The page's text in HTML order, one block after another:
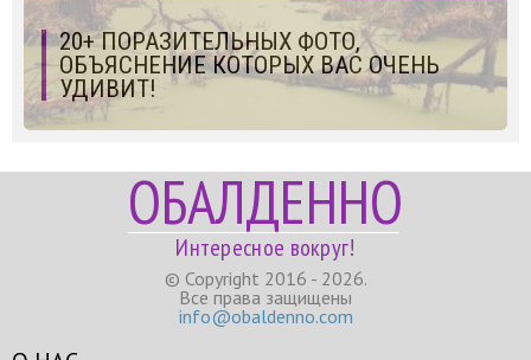
20+ ПОРАЗИТЕЛЬНЫХ ФОТО,
ОБЪЯСНЕНИЕ КОТОРЫХ ВАС ОЧЕНЬ
УДИВИТ!
ОБАЛДЕННО
Интересное вокруг!
© Copyright 2016 - 2026.
Все права защищены
info@obaldenno.com